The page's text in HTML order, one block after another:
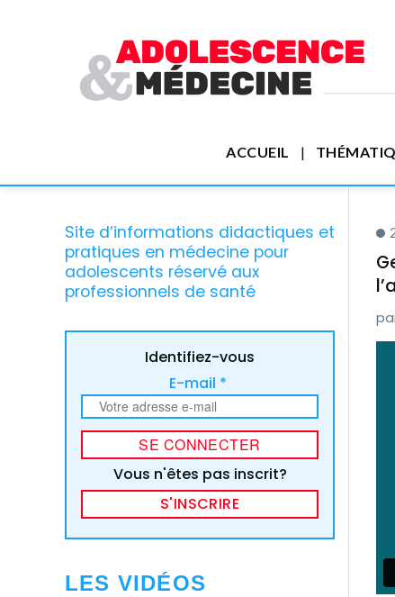
ACCUEIL
Site d’informations didactiques et
pratiques en médecine pour
adolescents réservé aux
professionnels de santé
Identifiez-vous
E-mail *
Vous n'êtes pas inscrit?
S'INSCRIRE
LES VIDÉOS